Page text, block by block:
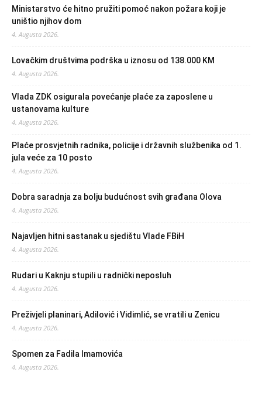
Ministarstvo će hitno pružiti pomoć nakon požara koji je
uništio njihov dom
4. Augusta 2026.
Lovačkim društvima podrška u iznosu od 138.000 KM
4. Augusta 2026.
Vlada ZDK osigurala povećanje plaće za zaposlene u
ustanovama kulture
4. Augusta 2026.
Plaće prosvjetnih radnika, policije i državnih službenika od 1.
jula veće za 10 posto
4. Augusta 2026.
Dobra saradnja za bolju budućnost svih građana Olova
4. Augusta 2026.
Najavljen hitni sastanak u sjedištu Vlade FBiH
4. Augusta 2026.
Rudari u Kaknju stupili u radnički neposluh
4. Augusta 2026.
Preživjeli planinari, Adilović i Vidimlić, se vratili u Zenicu
4. Augusta 2026.
Spomen za Fadila Imamovića
4. Augusta 2026.